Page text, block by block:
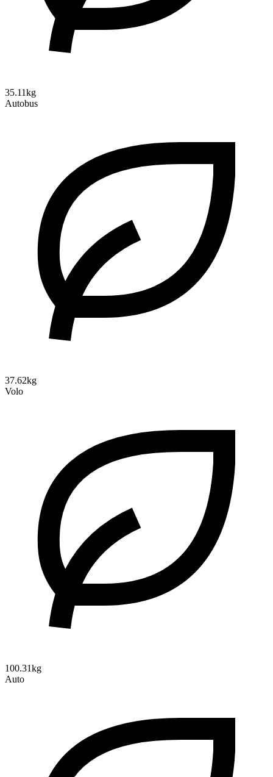
35.11kg
Autobus
37.62kg
Volo
100.31kg
Auto